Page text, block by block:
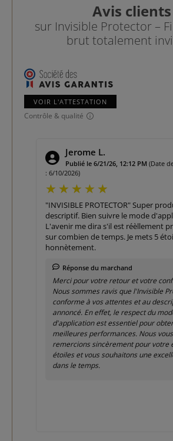
Avis clients
sur Invisible Protector –
brut totalement
VOIR L'ATTESTATION
Contrôle & qualité
Jerome L.
Publié le 6/21/26, 12:12 PM (Date
: 6/10/2026)
"INVISIBLE PROTECTOR" Super
descriptif. Bien suivre le mode
L'avenir me dira s'il est réèllement
sur combien de temps. Je mets 5
honnètement.
Réponse du marchand
Merci pour votre retour et votre
Nous sommes ravis que l'Invisible
conforme à vos attentes et au
annoncé. En effet, le respect du
d'application est essentiel pour
meilleures performances. Nous vous
remercions sincèrement pour votre
étoiles et vous souhaitons une
dans le temps.